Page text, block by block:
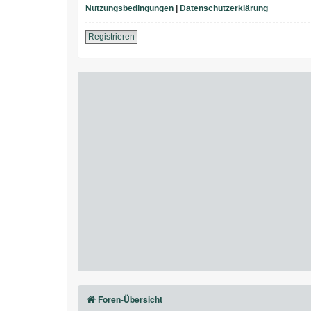
Nutzungsbedingungen | Datenschutzerklärung
Registrieren
Foren-Übersicht